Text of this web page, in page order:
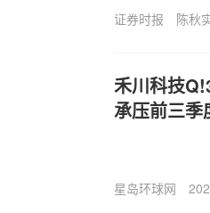
证券时报 陈秋
禾川科技
承压前三季
星岛环球网